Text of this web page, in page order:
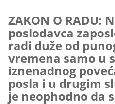
ZAKON O RADU:
poslodavca
radi duže od
vremena samo u
iznenadnog
posla i u drugim
je neophodno da